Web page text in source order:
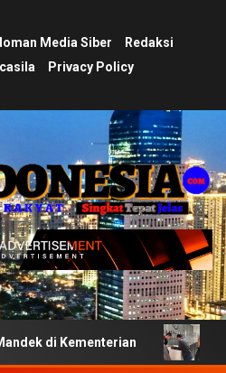
Media Siber
Redaksi
Privacy Policy
Ujian